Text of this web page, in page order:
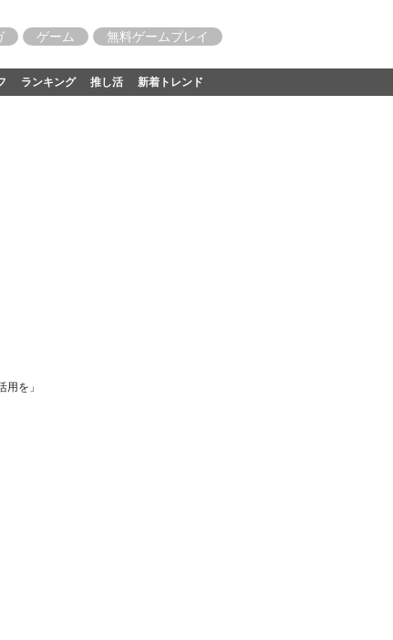
ゲーム 無料ゲームプレイ
ランキング 推し活 新着トレンド
を」